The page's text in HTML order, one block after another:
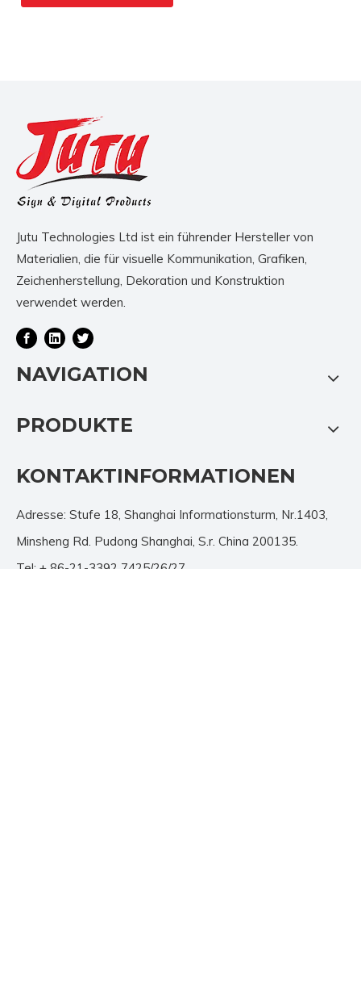
Jutu Technologies Ltd ist ein führender Hersteller von
Materialien, die für visuelle Kommunikation, Grafiken,
Zeichenherstellung, Dekoration und Konstruktion
verwendet werden.
NAVIGATION
PRODUKTE
KONTAKTINFORMATIONEN
Adresse: Stufe 18, Shanghai Informationsturm, Nr.1403,
Minsheng Rd. Pudong Shanghai, S.r. China 200135.
Tel: + 86-21-3392 7425/26/27